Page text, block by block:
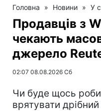
Головна » Новини » У
Продавців з
чекають
джерело
02:07 08.08.2026 Сб
Чи буде щось
врятувати дрібний